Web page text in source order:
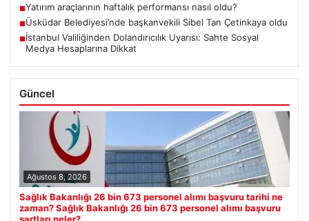
■Yatırım araçlarının haftalık performansı nasıl oldu?
■Üsküdar Belediyesi’nde başkanvekili Sibel Tan Çetinkaya oldu
■İstanbul Valiliğinden Dolandırıcılık Uyarısı: Sahte Sosyal
Medya Hesaplarına Dikkat
Güncel
Ağustos 8, 2026
Sağlık Bakanlığı 26 bin 673 personel alımı başvuru tarihi ne
zaman? Sağlık Bakanlığı 26 bin 673 personel alımı başvuru